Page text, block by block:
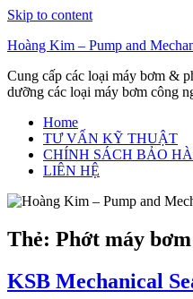
Skip to content
Hoàng Kim – Pump and
Cung cấp các loại máy bơm &
dưỡng các loại máy bơm công
Home
TƯ VẤN KỸ THUẬT
CHÍNH SÁCH BẢO
LIÊN HỆ
Thẻ: Phớt máy
KSB Mechanical